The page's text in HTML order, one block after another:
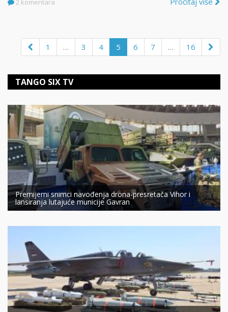
2 komentara
1 … 3 4 5 6 7 … 16
TANGO SIX TV
Premijerni snimci navođenja drona-presretača Vihor i
lansiranja lutajuće municije Gavran